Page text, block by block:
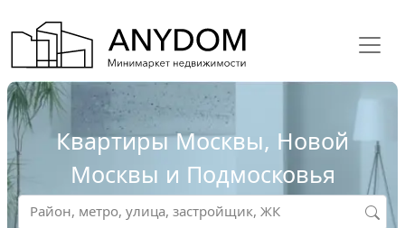
Квартиры Москвы, Новой
Москвы и Подмосковья
Район, метро, улица, застройщик, ЖК